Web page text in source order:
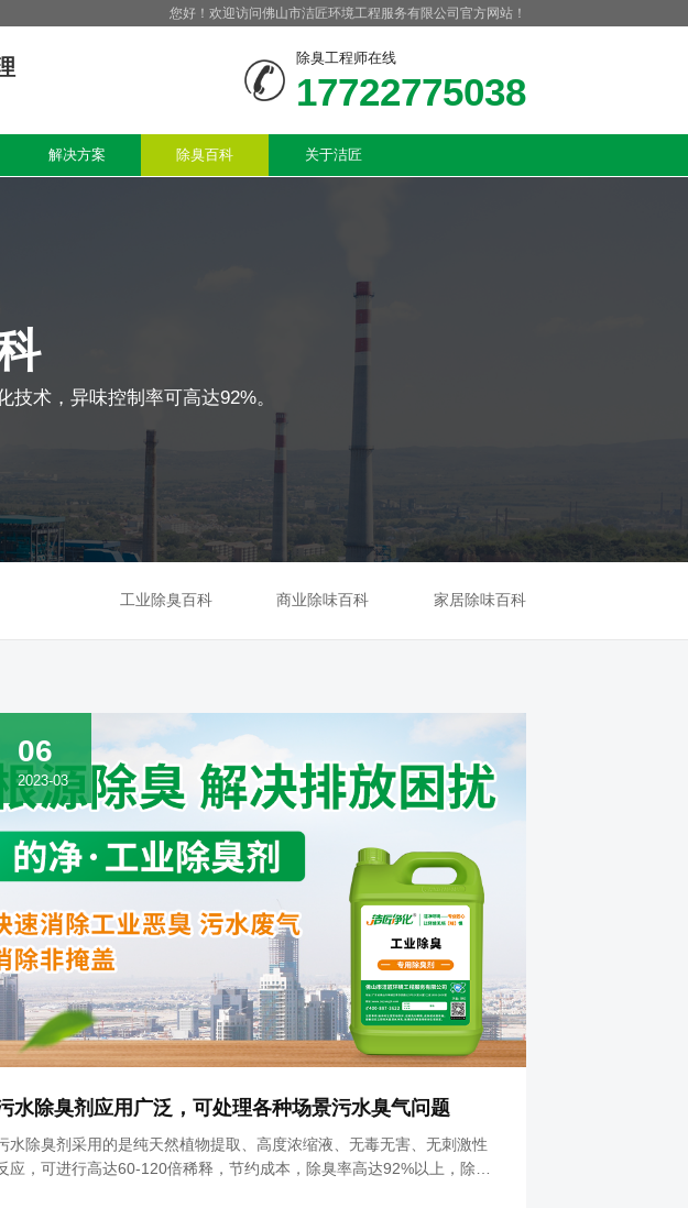
您好！欢迎访问佛山市洁匠环境工程服务有限公司官方网站！
除臭工程师在线
17722775038
解决方案 除臭百科 关于洁匠
术，异味控制率可高达92%。
工业除臭百科 商业除味百科 家居除味百科
06
2023-03
水除臭剂应用广泛，可处理各种场景污水臭气问题
水除臭剂采用的是纯天然植物提取、高度浓缩液、无毒无害、无刺激性
应，可进行高达60-120倍稀释，节约成本，除臭率高达92%以上，除臭